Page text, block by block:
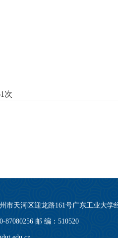
次
市天河区迎龙路161号广东工业大学
87080256 邮 编：510520